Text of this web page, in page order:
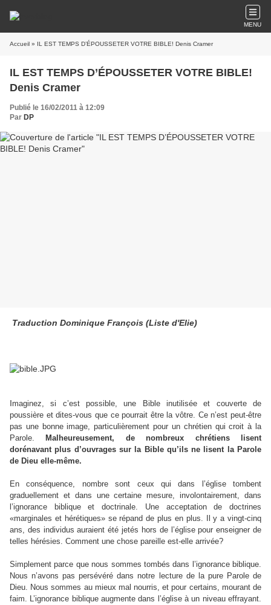
MENU
Accueil » IL EST TEMPS D’ÉPOUSSETER VOTRE BIBLE! Denis Cramer
IL EST TEMPS D’ÉPOUSSETER VOTRE BIBLE!
Denis Cramer
Publié le 16/02/2011 à 12:09
Par DP
Traduction Dominique François (Liste d'Elie)
Imaginez, si c’est possible, une Bible inutilisée et couverte de
poussière et dites-vous que ce pourrait être la vôtre. Ce n’est peut-être
pas une bonne image, particulièrement pour un chrétien qui croit à la
Parole.
Malheureusement, de nombreux chrétiens lisent
dorénavant plus d’ouvrages sur la Bible qu’ils ne lisent la Parole
de Dieu elle-même.
En conséquence, nombre sont ceux qui dans l’église tombent
graduellement et dans une certaine mesure, involontairement, dans
l’ignorance biblique et doctrinale. Une acceptation de doctrines
«marginales et hérétiques» se répand de plus en plus. Il y a vingt-cinq
ans, des individus auraient été jetés hors de l’église pour enseigner de
telles hérésies. Comment une chose pareille est-elle arrivée?
Simplement parce que nous sommes tombés dans l’ignorance biblique.
Nous n’avons pas persévéré dans notre lecture de la pure Parole de
Dieu. Nous sommes au mieux mal nourris, et pour certains, mourant de
faim. L’ignorance biblique augmente dans l’église à un niveau effrayant.